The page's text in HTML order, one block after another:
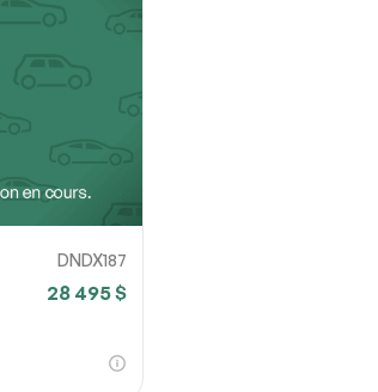
DNDX187
28 495 $